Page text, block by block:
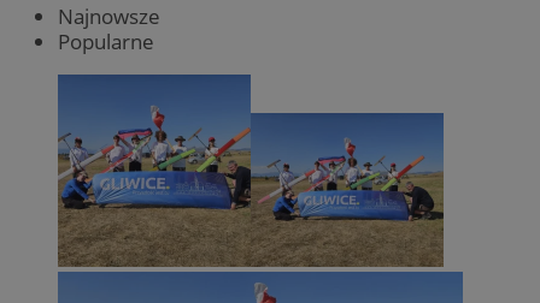
Najnowsze
Popularne